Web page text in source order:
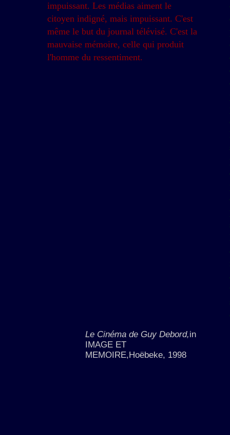
impuissant. Les médias aiment le
citoyen indigné, mais impuissant. C'est
même le but du journal télévisé. C'est la
mauvaise mémoire, celle qui produit
l'homme du ressentiment.
Le Cinéma de Guy Debord,in
IMAGE ET
MEMOIRE,Hoëbeke, 1998